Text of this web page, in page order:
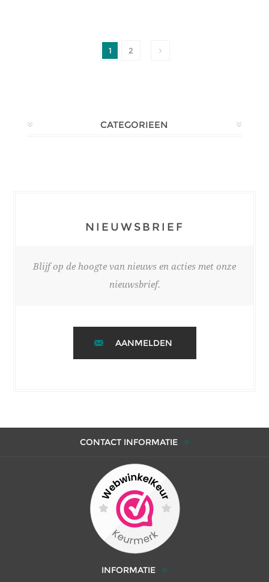
1 2
CATEGORIEEN
NIEUWSBRIEF
Blijf op de hoogte van nieuws en acties met onze
nieuwsbrief.
AANMELDEN
CONTACT INFORMATIE
INFORMATIE